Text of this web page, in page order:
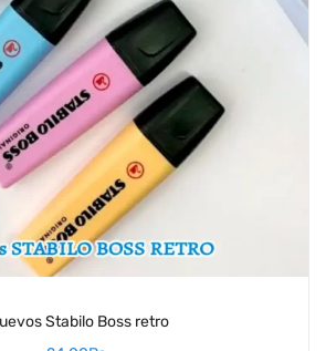
Stabilo Boss retro